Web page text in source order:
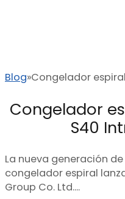
Blog Congelador
Congelador
S40
La nueva generación
congelador espiral
Group Co. Ltd....